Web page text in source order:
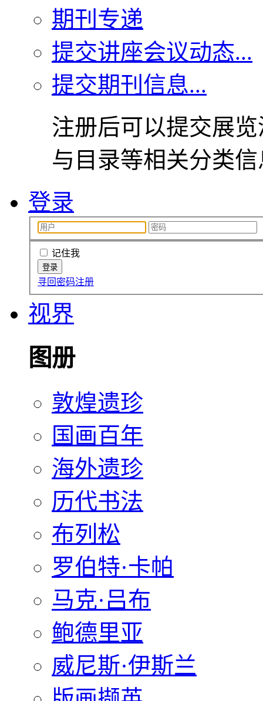
期刊专递
提交讲座会议动态...
提交期刊信息...
注册后可以提交展
与目录等相关分类
登录
记住我
寻回密码注册
视界
图册
敦煌遗珍
国画百年
海外遗珍
历代书法
布列松
罗伯特·卡帕
马克·吕布
鲍德里亚
威尼斯·伊斯兰